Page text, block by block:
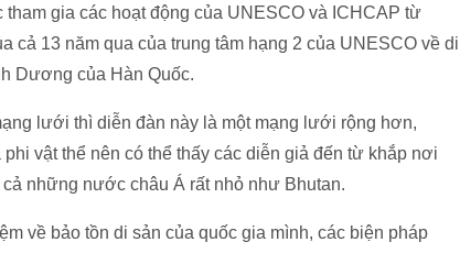
gia các hoạt động của UNESCO và ICHCAP từ
cả 13 năm qua của trung tâm hạng 2 của UNESCO về di
Dương của Hàn Quốc.
lưới thì diễn đàn này là một mạng lưới rộng hơn,
vật thể nên có thể thấy các diễn giả đến từ khắp nơi
những nước châu Á rất nhỏ như Bhutan.
về bảo tồn di sản của quốc gia mình, các biện pháp